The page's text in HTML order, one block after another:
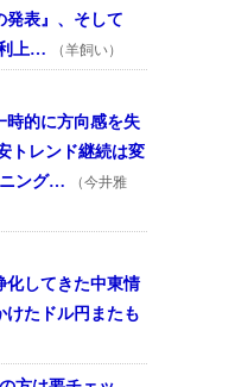
発表』、そして
上…
（羊飼い）
時的に方向感を失
トレンド継続は変
ニング…
（今井雅
化してきた中東情
けたドル円またも